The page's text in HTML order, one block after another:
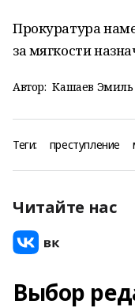
Прокуратура
за мягкости
Автор: Кашаев
Теги: преступление
Читайте нас
Выбор